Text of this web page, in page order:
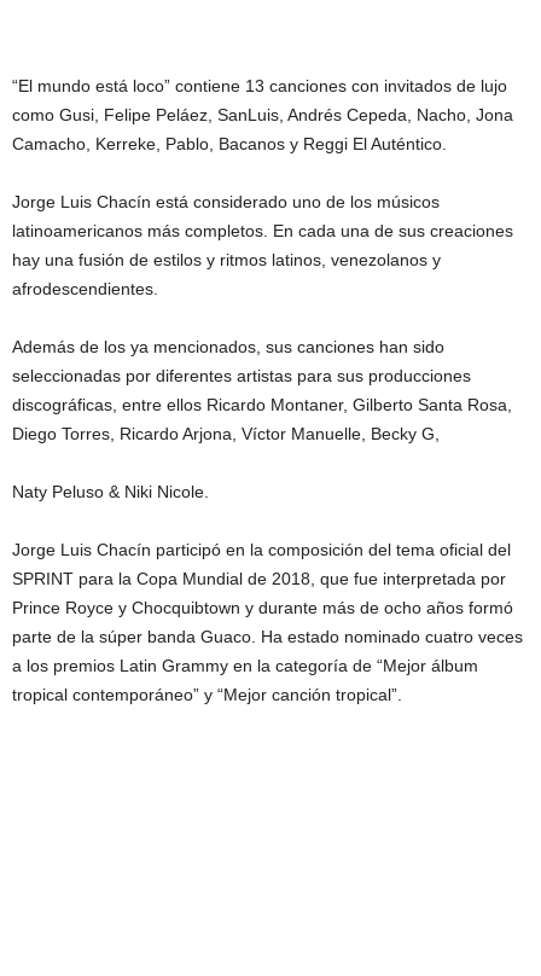
“El mundo está loco” contiene 13 canciones con invitados de lujo
como Gusi, Felipe Peláez, SanLuis, Andrés Cepeda, Nacho, Jona
Camacho, Kerreke, Pablo, Bacanos y Reggi El Auténtico.
Jorge Luis Chacín está considerado uno de los músicos
latinoamericanos más completos. En cada una de sus creaciones
hay una fusión de estilos y ritmos latinos, venezolanos y
afrodescendientes.
Además de los ya mencionados, sus canciones han sido
seleccionadas por diferentes artistas para sus producciones
discográficas, entre ellos Ricardo Montaner, Gilberto Santa Rosa,
Diego Torres, Ricardo Arjona, Víctor Manuelle, Becky G,
Naty Peluso & Niki Nicole.
Jorge Luis Chacín participó en la composición del tema oficial del
SPRINT para la Copa Mundial de 2018, que fue interpretada por
Prince Royce y Chocquibtown y durante más de ocho años formó
parte de la súper banda Guaco. Ha estado nominado cuatro veces
a los premios Latin Grammy en la categoría de “Mejor álbum
tropical contemporáneo” y “Mejor canción tropical”.